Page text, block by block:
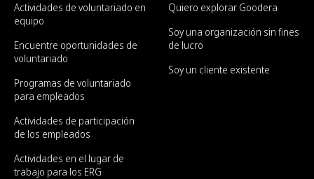
Actividades de voluntariado en
equipo
Encuentre oportunidades de
voluntariado
Programas de voluntariado
para empleados
Actividades de participación
de los empleados
Actividades en el lugar de
trabajo para los ERG
Quiero explorar Goodera
Soy una organización sin fines
de lucro
Soy un cliente existente